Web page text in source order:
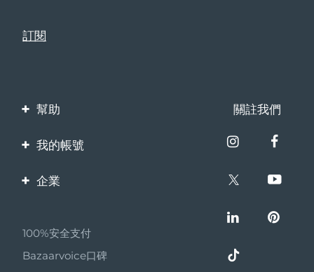
幫助
聯繫我們
保修與退換貨
關註我們
我的帳號
產品註冊
企業
夥伴計畫
聯盟新聞
100%安全支付
Bazaarvoice口碑